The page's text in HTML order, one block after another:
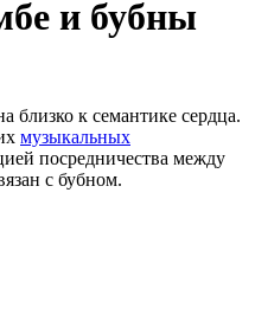
и бубны
близко к семантике сердца.
музыкальных
посредничества между
с бубном.